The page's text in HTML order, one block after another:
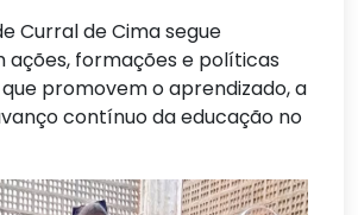
Curral de Cima segue
ações, formações e políticas
promovem o aprendizado, a
contínuo da educação no